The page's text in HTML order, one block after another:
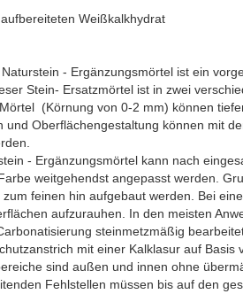
Weißkalkhydrat
- Ergänzungsmörtel ist ein
Stein- Ersatzmörtel ist in zwei
(Körnung von 0-2 mm) können
und Oberflächengestaltung können mit
- Ergänzungsmörtel kann nach
weitgehendst angepasst werden.
feinen hin aufgebaut werden. Bei
aufzurauhen. In den meisten
steinmetzmäßig
mit einer Kalklasur auf Basis
sind außen und innen ohne
Fehlstellen müssen bis auf den